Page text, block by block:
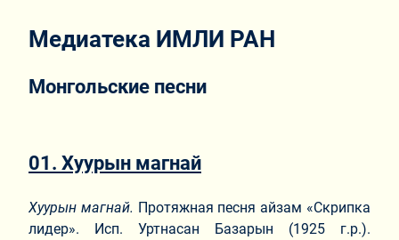
Медиатека ИМЛИ РАН
Монгольские песни
01. Хуурын магнай
Хуурын магнай. Протяжная песня айзам «Скрипка
лидер». Исп. Уртнасан Базарын (1925 г.р.).